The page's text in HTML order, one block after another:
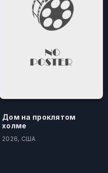
Дом на проклятом
холме
2026, США